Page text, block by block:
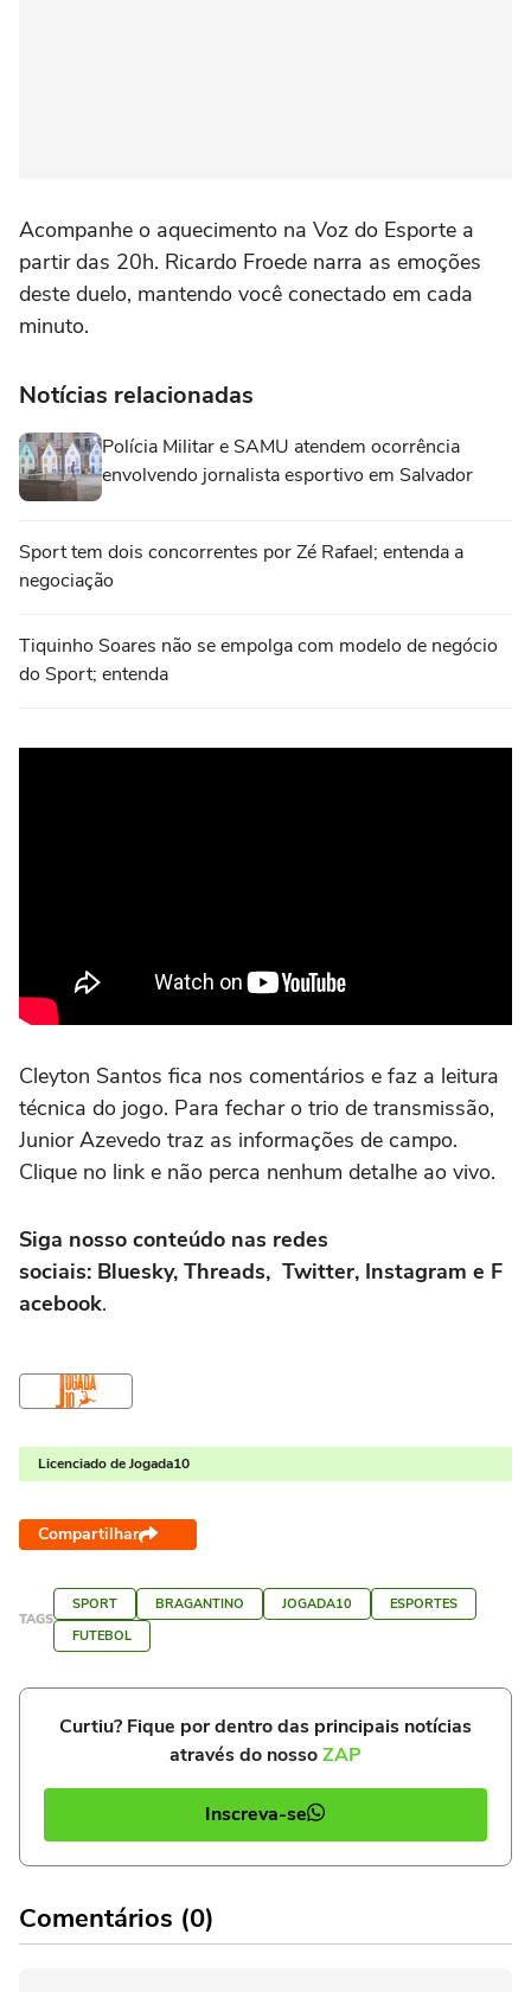
Acompanhe o aquecimento na Voz do Esporte a
partir das 20h. Ricardo Froede narra as emoções
deste duelo, mantendo você conectado em cada
minuto.
Notícias relacionadas
Polícia Militar e SAMU atendem ocorrência
envolvendo jornalista esportivo em Salvador
Sport tem dois concorrentes por Zé Rafael; entenda a
negociação
Tiquinho Soares não se empolga com modelo de negócio
do Sport; entenda
Cleyton Santos fica nos comentários e faz a leitura
técnica do jogo. Para fechar o trio de transmissão,
Junior Azevedo traz as informações de campo.
Clique no link e não perca nenhum detalhe ao vivo.
Siga nosso conteúdo nas redes
sociais: Bluesky, Threads, Twitter, Instagram e F
acebook.
Licenciado de Jogada10
Compartilhar
TAGS
SPORT BRAGANTINO JOGADA10
ESPORTES
FUTEBOL
Curtiu? Fique por dentro das principais notícias
através do nossoZAP
Inscreva-se
Comentários (0)